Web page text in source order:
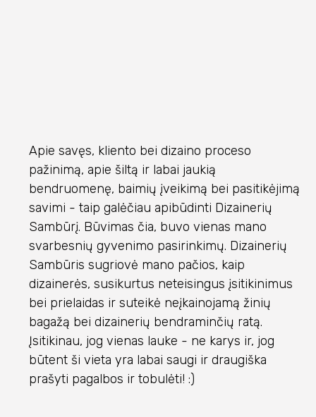
Apie savęs, kliento bei dizaino proceso
pažinimą, apie šiltą ir labai jaukią
bendruomenę, baimių įveikimą bei pasitikėjimą
savimi - taip galėčiau apibūdinti Dizainerių
Sambūrį. Būvimas čia, buvo vienas mano
svarbesnių gyvenimo pasirinkimų. Dizainerių
Sambūris sugriovė mano pačios, kaip
dizainerės, susikurtus neteisingus įsitikinimus
bei prielaidas ir suteikė neįkainojamą žinių
bagažą bei dizainerių bendraminčių ratą.
Įsitikinau, jog vienas lauke - ne karys ir, jog
būtent ši vieta yra labai saugi ir draugiška
prašyti pagalbos ir tobulėti! :)